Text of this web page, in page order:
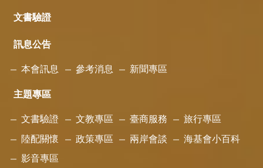
文書驗證
訊息公告
本會訊息 參考消息 新聞專區
主題專區
文書驗證 文教專區 臺商服務 旅行專區
陸配關懷 政策專區 兩岸會談 海基會小百科
影音專區